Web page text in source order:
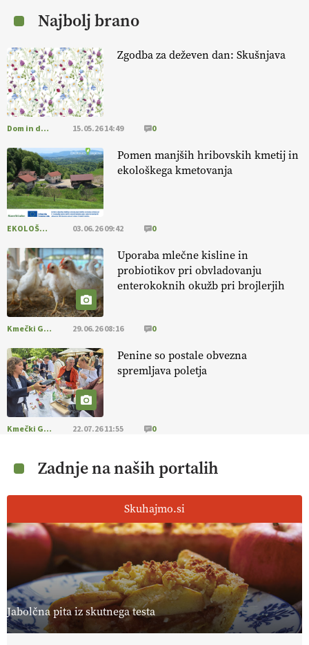
kmetijstva in uspešno prenovo kmetij
. VEČ
https://t.co/RRn8unbwXp @EUAgri #IMCAP #CAP
https://t.co/mnLHFv2VuP
Ekološka reja kokoši skrbi za živali
, okolje
in kakovostna jajca . VEČ
https://t.co/PX49GVsP1M
@EUAgri #IMCAP #CAP https://t.co/a1xatzEeid
Najbolj brano
Zgodba za deževen dan: Skušnjava
Dom in družina 15.05.26 14:49 0
Pomen manjših hribovskih kmetij in
ekološkega kmetovanja
EKOLOŠKO LOGIČNO 03.06.26 09:42 0
Uporaba mlečne kisline in
probiotikov pri obvladovanju
enterokoknih okužb pri brojlerjih
Kmečki Glas 29.06.26 08:16 0
Penine so postale obvezna
spremljava poletja
Kmečki Glas 22.07.26 11:55 0
Zadnje na naših portalih
Skuhajmo.si
Jabolčna pita iz skutnega testa